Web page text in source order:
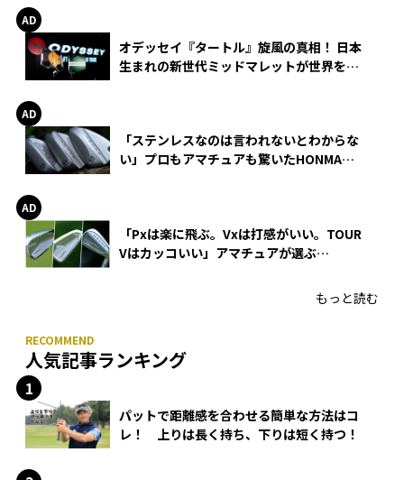
オデッセイ『タートル』旋風の真相！ 日本
生まれの新世代ミッドマレットが世界を席
「ステンレスなのは言われないとわからな
い」プロもアマチュアも驚いたHONMA
「Pxは楽に飛ぶ。Vxは打感がいい。TOUR
Vはカッコいい」アマチュアが選ぶ
もっと読む
人気記事ランキング
パットで距離感を合わせる簡単な方法はコ
レ！ 上りは長く持ち、下りは短く持つ！